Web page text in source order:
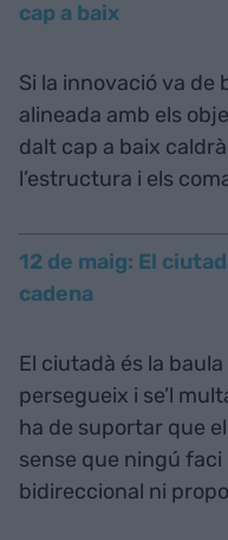
cap a baix
Si la innovació va de
alineada amb els
dalt cap a baix
l’estructura i els
12 de maig: El
cadena
El ciutadà és la
persegueix i se’l
ha de suportar que
sense que ningú
bidireccional ni